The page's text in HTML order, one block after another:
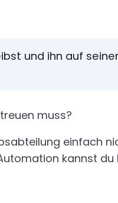
und ihn auf
muss?
einfach
kannst